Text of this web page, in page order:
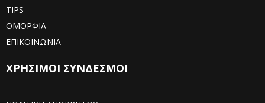
TIPS
ΟΜΟΡΦΙΑ
ΕΠΙΚΟΙΝΩΝΙΑ
ΧΡΗΣΙΜΟΙ ΣΥΝΔΕΣΜΟΙ